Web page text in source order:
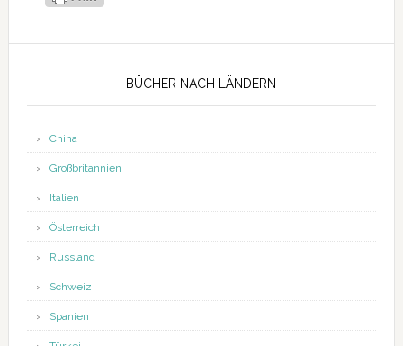
BÜCHER NACH LÄNDERN
China
Großbritannien
Italien
Österreich
Russland
Schweiz
Spanien